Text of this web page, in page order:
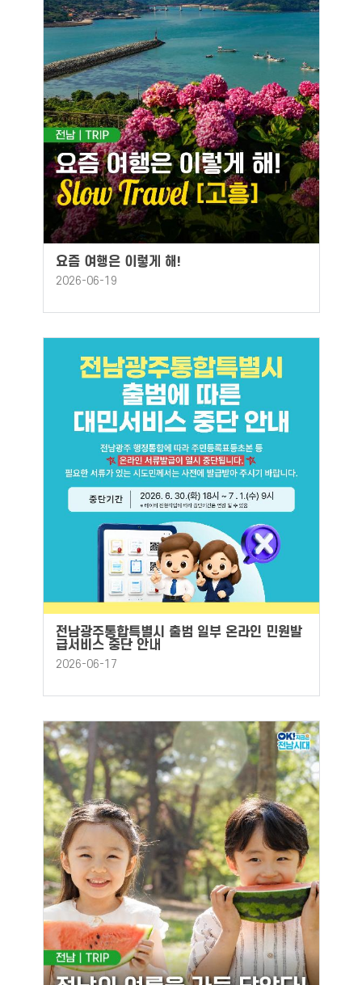
요즘 여행은 이렇게 해!
2026-06-19
전남광주통합특별시 출범 일부 온라인 민원발
급서비스 중단 안내
2026-06-17